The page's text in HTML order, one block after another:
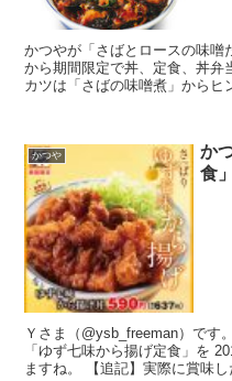
かつやが「さばとロースの味噌
から期間限定で丼、定食、丼弁
カツは「さばの味噌煮」からヒ
ースカツをダブルカツにして
かつや
か
食
Ｙさま（@ysb_freeman）です。 かつやが 「ゆず七味から揚げ
「ゆず七味から揚げ定食」を